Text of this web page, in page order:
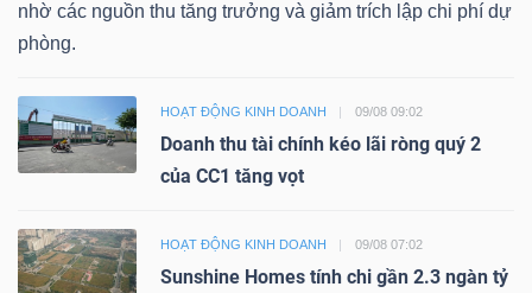
nhờ các nguồn thu tăng trưởng và giảm trích lập chi phí dự
phòng.
HOẠT ĐỘNG KINH DOANH 09/08 09:02
Doanh thu tài chính kéo lãi ròng quý 2
của CC1 tăng vọt
HOẠT ĐỘNG KINH DOANH 09/08 07:02
Sunshine Homes tính chi gần 2.3 ngàn tỷ